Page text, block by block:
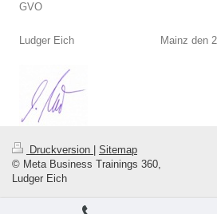
GVO
Ludger Eich Mainz
Druckversion
Sitemap
© Meta Business Trainings 360,
Ludger Eich